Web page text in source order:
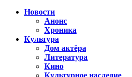
Новости
Анонс
Хроника
Культура
Дом актёра
Литература
Кино